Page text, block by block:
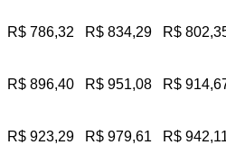
R$ 786,32 R$ 834,29 R$
R$ 896,40 R$ 951,08 R$
R$ 923,29 R$ 979,61 R$